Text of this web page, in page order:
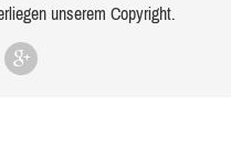
unserem Copyright.